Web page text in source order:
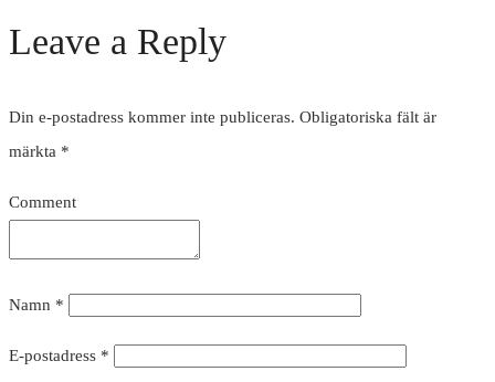
Leave a Reply
Din e-postadress kommer inte publiceras. Obligatoriska fält är
märkta *
Comment
Namn *
E-postadress *